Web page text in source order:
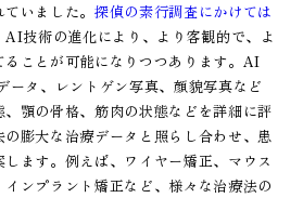
ていました。探偵の素行調査にかけては
AI技術の進化により、より客観的で、よ
ることが可能になりつつあります。AI
ータ、レントゲン写真、顔貌写真など
顎の骨格、筋肉の状態などを詳細に評
膨大な治療データと照らし合わせ、患
ます。例えば、ワイヤー矯正、マウス
ンプラント矯正など、様々な治療法の